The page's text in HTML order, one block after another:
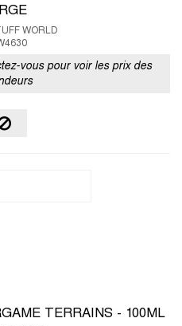
WORLD
vous pour voir les prix des
TERRAINS - 100ML